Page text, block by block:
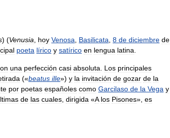
) (Venusia hoy Venosa Basilicata 8 de diciembre de
poeta lírico y satírico en lengua latina
una perfección casi absoluta Los principales
(«beatus ille») y la invitación de gozar de la
por poetas españoles como Garcilaso de la Vega y
de las cuales dirigida «A los Pisones», es